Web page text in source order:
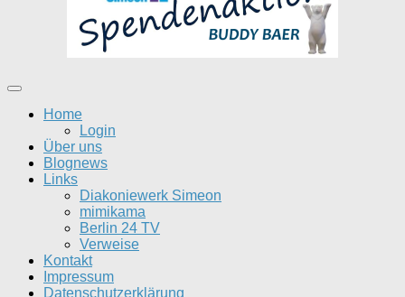
Home
Login
Über uns
Blognews
Links
Diakoniewerk Simeon
mimikama
Berlin 24 TV
Verweise
Kontakt
Impressum
Datenschutzerklärung